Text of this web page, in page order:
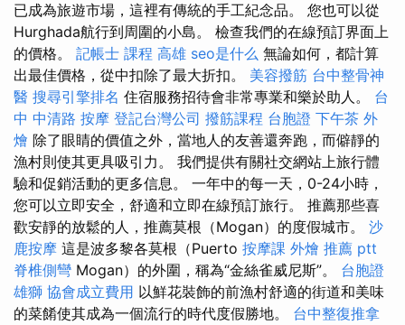
已成為旅遊市場，這裡有傳統的手工紀念品。 您也可以從
Hurghada航行到周圍的小島。 檢查我們的在線預訂界面上
的價格。 記帳士 課程 高雄 seo是什么 無論如何，都計算
出最佳價格，從中扣除了最大折扣。 美容撥筋 台中整骨神
醫 搜尋引擎排名 住宿服務招待會非常專業和樂於助人。 台
中 中清路 按摩 登記台灣公司 撥筋課程 台胞證 下午茶 外
燴 除了眼睛的價值之外，當地人的友善還奔跑，而僻靜的
漁村則使其更具吸引力。 我們提供有關社交網站上旅行體
驗和促銷活動的更多信息。 一年中的每一天，0-24小時，
您可以立即安全，舒適和立即在線預訂旅行。 推薦那些喜
歡安靜的放鬆的人，推薦莫根（Mogan）的度假城市。 沙
鹿按摩 這是波多黎各莫根（Puerto 按摩課 外燴 推薦 ptt
脊椎側彎 Mogan）的外圍，稱為“金絲雀威尼斯”。 台胞證
雄獅 協會成立費用 以鮮花裝飾的前漁村舒適的街道和美味
的菜餚使其成為一個流行的時代度假勝地。 台中整復推拿